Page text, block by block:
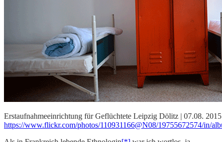
Erstaufnahmeeinrichtung für Geflüchtete Leipzig Dölitz | 07.08.
https://www.flickr.com/photos/110931166@N08/19755672574/in/